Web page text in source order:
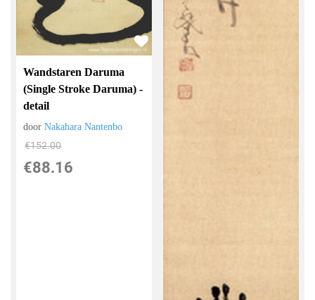
Wandstaren Daruma
(Single Stroke Daruma) -
detail
doorNakahara Nantenbo
€152.00
€88.16